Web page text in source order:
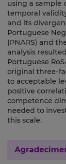
using a sample
temporal
and its
Portuguese
(PNARS) and
analysis
Portuguese
original three-
to acceptable
positive
competence
needed to
this scale.